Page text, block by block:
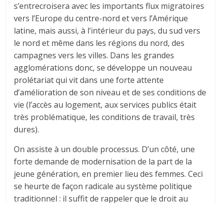
s’entrecroisera avec les importants flux migratoires
vers l’Europe du centre-nord et vers l’Amérique
latine, mais aussi, à l’intérieur du pays, du sud vers
le nord et même dans les régions du nord, des
campagnes vers les villes. Dans les grandes
agglomérations donc, se développe un nouveau
prolétariat qui vit dans une forte attente
d’amélioration de son niveau et de ses conditions de
vie (l’accès au logement, aux services publics était
très problématique, les conditions de travail, très
dures).
On assiste à un double processus. D’un côté, une
forte demande de modernisation de la part de la
jeune génération, en premier lieu des femmes. Ceci
se heurte de façon radicale au système politique
traditionnel : il suffit de rappeler que le droit au